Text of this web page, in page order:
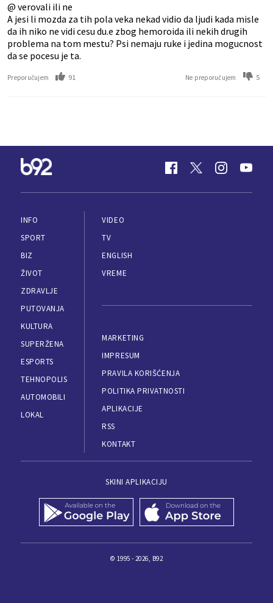
@ verovali ili ne
A jesi li mozda za tih pola veka nekad vidio da ljudi kada misle
da ih niko ne vidi cesu du.e zbog hemoroida ili nekih drugih
problema na tom mestu? Psi nemaju ruke i jedina mogucnost
da se pocesu je ta.
Preporučujem 91 Ne preporučujem 5
INFO
SPORT
BIZ
ŽIVOT
ZDRAVLJE
PUTOVANJA
KULTURA
SUPERŽENA
ESPORTS
TEHNOPOLIS
AUTOMOBILI
LOKAL
VIDEO
TV
ENGLISH
VREME
MARKETING
IMPRESUM
PRAVILA KORIŠĆENJA
POLITIKA PRIVATNOSTI
APLIKACIJE
RSS
KONTAKT
SKINI APLIKACIJU
© 1995 - 2026, B92